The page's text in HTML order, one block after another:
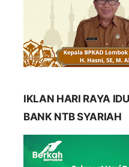
IKLAN HARI RAYA
BANK NTB SYARIAH